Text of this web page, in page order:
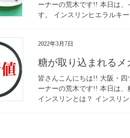
ーナーの荒木です!! 本日は、
す。 インスリンヒエラルキ
2022年3月7日
糖が取り込まれるメ
皆さんこんにちは!! 大阪・
ーナーの荒木です!! 本日は
インスリンとは？ インスリ